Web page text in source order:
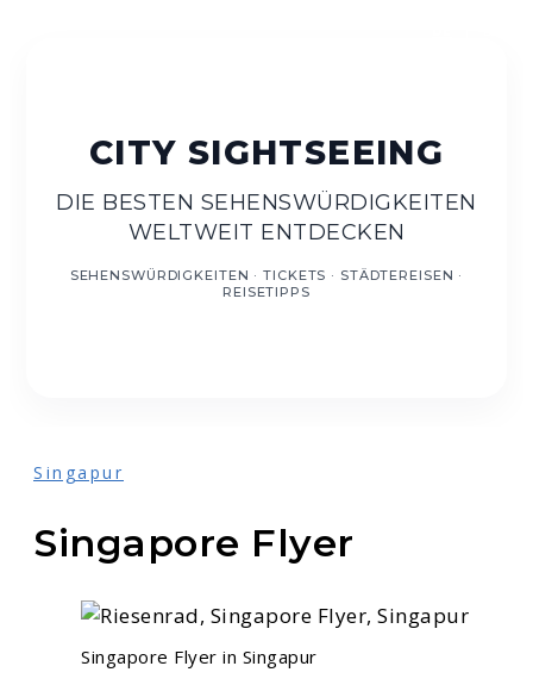
DIE BESTEN SEHENSWÜRDIGKEITEN
WELTWEIT ENTDECKEN
Singapur
Singapore Flyer
Singapore Flyer in Singapur